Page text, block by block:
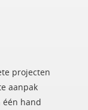
projecten
aanpak
één hand